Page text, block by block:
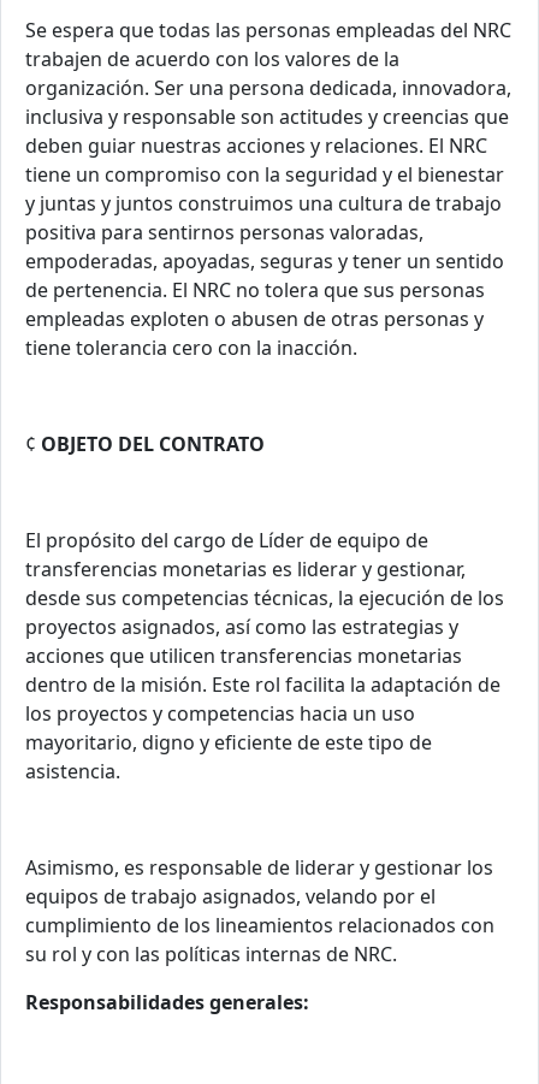
Se espera que todas las personas empleadas del NRC
trabajen de acuerdo con los valores de la
organización. Ser una persona dedicada, innovadora,
inclusiva y responsable son actitudes y creencias que
deben guiar nuestras acciones y relaciones. El NRC
tiene un compromiso con la seguridad y el bienestar
y juntas y juntos construimos una cultura de trabajo
positiva para sentirnos personas valoradas,
empoderadas, apoyadas, seguras y tener un sentido
de pertenencia. El NRC no tolera que sus personas
empleadas exploten o abusen de otras personas y
tiene tolerancia cero con la inacción.
¢ OBJETO DEL CONTRATO
El propósito del cargo de Líder de equipo de
transferencias monetarias es liderar y gestionar,
desde sus competencias técnicas, la ejecución de los
proyectos asignados, así como las estrategias y
acciones que utilicen transferencias monetarias
dentro de la misión. Este rol facilita la adaptación de
los proyectos y competencias hacia un uso
mayoritario, digno y eficiente de este tipo de
asistencia.
Asimismo, es responsable de liderar y gestionar los
equipos de trabajo asignados, velando por el
cumplimiento de los lineamientos relacionados con
su rol y con las políticas internas de NRC.
Responsabilidades generales: